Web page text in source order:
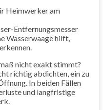
Heimwerker am
Entfernungsmesser
Wasserwaage hilft,
nicht exakt stimmt?
richtig abdichten, ein zu
In beiden Fällen
und langfristige